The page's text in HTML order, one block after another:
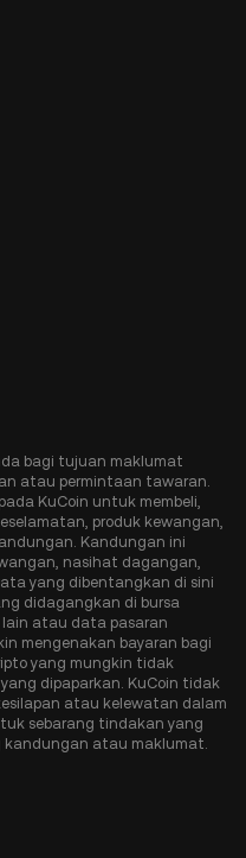
bagi tujuan maklumat
atau permintaan tawaran.
KuCoin untuk membeli,
produk kewangan,
Kandungan ini
nasihat dagangan,
yang dibentangkan di sini
didagangkan di bursa
lain atau data pasaran
mengenakan bayaran bagi
yang mungkin tidak
dipaparkan. KuCoin tidak
atau kelewatan dalam
sebarang tindakan yang
kandungan atau maklumat.